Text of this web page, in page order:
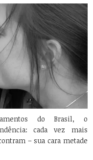
do Brasil, o
cada vez mais
– sua cara metade